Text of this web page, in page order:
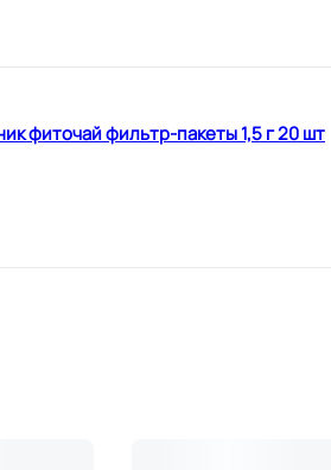
фиточай фильтр-пакеты 1,5 г 20 шт